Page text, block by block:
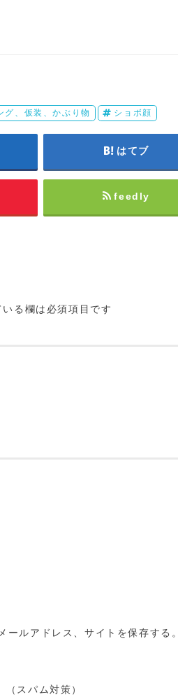
グ、仮装、かぶり物 ショボ顔
はてブ
feedly
いる欄は必須項目です
ルアドレス、サイトを保存する。
スパム対策）